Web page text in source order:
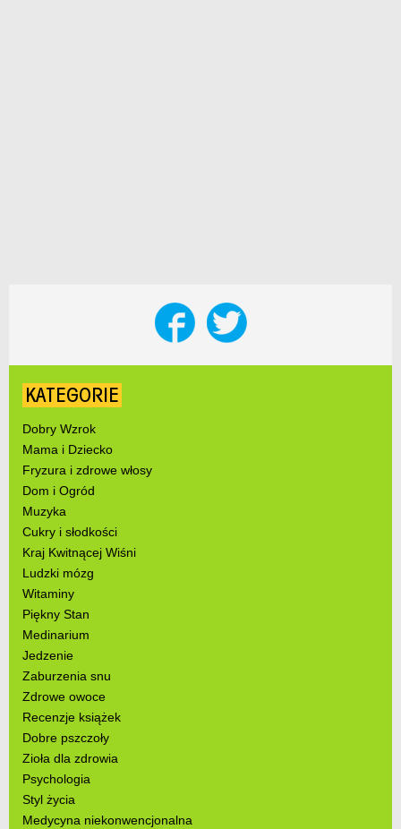
KATEGORIE
Dobry Wzrok
Mama i Dziecko
Fryzura i zdrowe włosy
Dom i Ogród
Muzyka
Cukry i słodkości
Kraj Kwitnącej Wiśni
Ludzki mózg
Witaminy
Piękny Stan
Medinarium
Jedzenie
Zaburzenia snu
Zdrowe owoce
Recenzje książek
Dobre pszczoły
Zioła dla zdrowia
Psychologia
Styl życia
Medycyna niekonwencjonalna